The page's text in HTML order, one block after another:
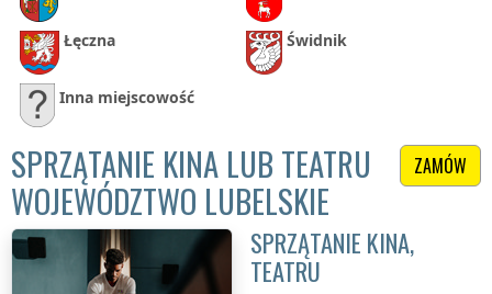
Łęczna Świdnik
Inna miejscowość
ZAMÓW
SPRZĄTANIE KINA LUB TEATRU
WOJEWÓDZTWO LUBELSKIE
SPRZĄTANIE KINA,
TEATRU